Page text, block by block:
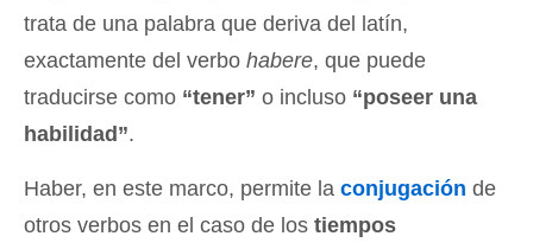
trata de una palabra que deriva del latín,
exactamente del verbo habere, que puede
traducirse como “tener” o incluso “poseer una
habilidad”.
Haber, en este marco, permite la conjugación de
otros verbos en el caso de los tiempos